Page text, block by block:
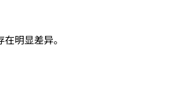
明显差异。